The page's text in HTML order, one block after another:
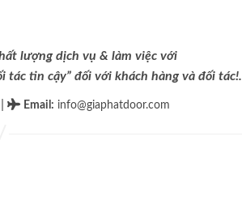
lượng dịch vụ & làm việc với
tác tin cậy” đối với khách hàng và đối tác!.
Email : info@giaphatdoor.com